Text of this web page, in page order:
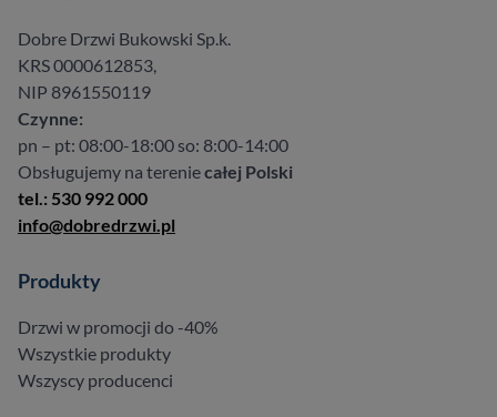
Dobre Drzwi Bukowski Sp.k.
KRS 0000612853,
NIP 8961550119
Czynne:
pn – pt: 08:00-18:00 so: 8:00-14:00
Obsługujemy na tereniecałej Polski
tel.: 530 992 000
info@dobredrzwi.pl
Produkty
Drzwi w promocji do -40%
Wszystkie produkty
Wszyscy producenci